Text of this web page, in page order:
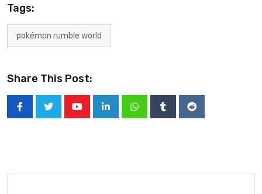
Tags:
pokémon rumble world
Share This Post: